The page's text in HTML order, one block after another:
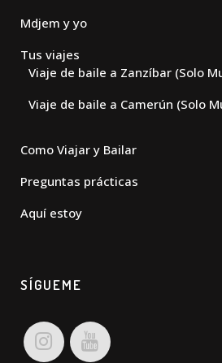
Mdjem y yo
Tus viajes
Viaje de baile a Zanzíbar (Solo
Viaje de baile a Camerún (Solo
Como Viajar y Bailar
Preguntas prácticas
Aquí estoy
SÍGUEME